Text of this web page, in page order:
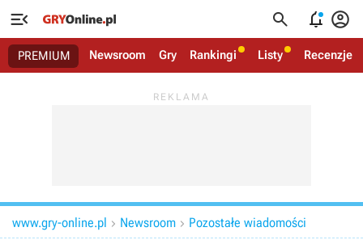
   
PREMIUM Newsroom Gry Rankingi Listy Recenzje
www.gry-online.pl  Newsroom  Pozostałe wiadomości